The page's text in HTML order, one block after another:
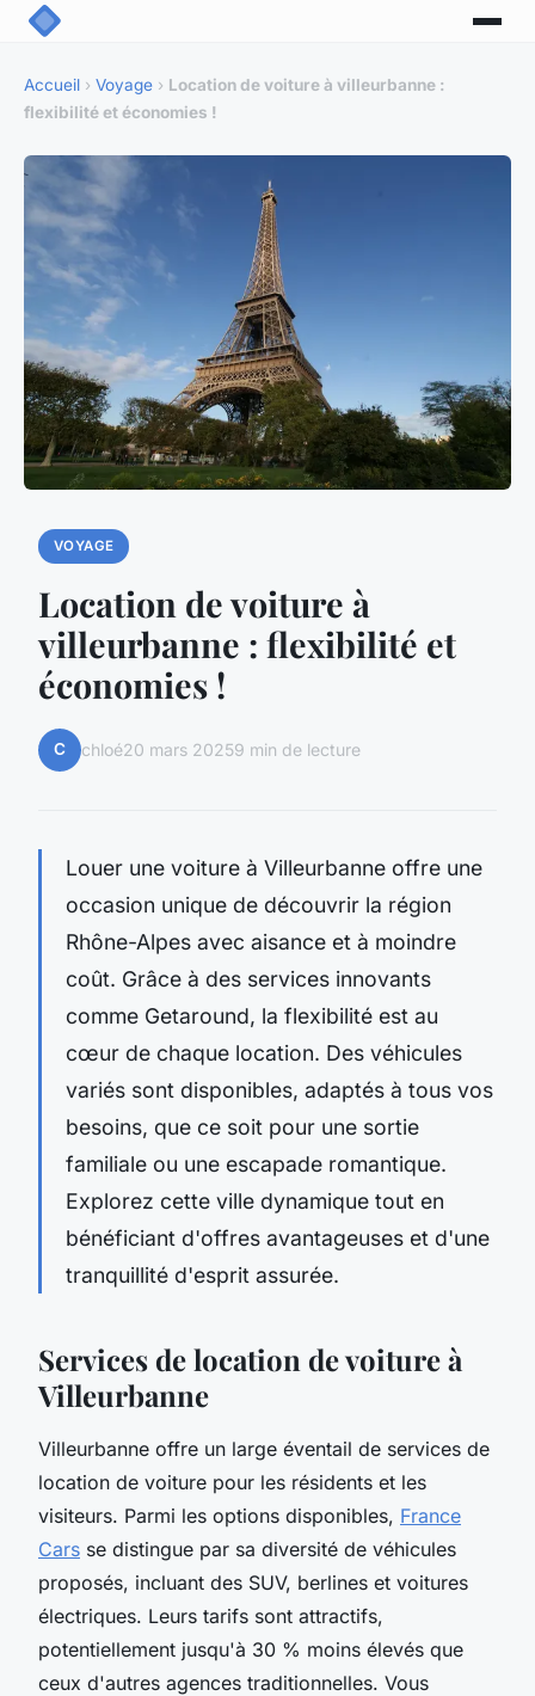
Accueil › Voyage › Location de voiture à villeurbanne :
flexibilité et économies !
VOYAGE
Location de voiture à
villeurbanne : flexibilité et
économies !
C chloé20 mars 20259 min de lecture
Louer une voiture à Villeurbanne offre une
occasion unique de découvrir la région
Rhône-Alpes avec aisance et à moindre
coût. Grâce à des services innovants
comme Getaround, la flexibilité est au
cœur de chaque location. Des véhicules
variés sont disponibles, adaptés à tous vos
besoins, que ce soit pour une sortie
familiale ou une escapade romantique.
Explorez cette ville dynamique tout en
bénéficiant d'offres avantageuses et d'une
tranquillité d'esprit assurée.
Services de location de voiture à
Villeurbanne
Villeurbanne offre un large éventail de services de
location de voiture pour les résidents et les
visiteurs. Parmi les options disponibles, France
Cars se distingue par sa diversité de véhicules
proposés, incluant des SUV, berlines et voitures
électriques. Leurs tarifs sont attractifs,
potentiellement jusqu'à 30 % moins élevés que
ceux d'autres agences traditionnelles. Vous